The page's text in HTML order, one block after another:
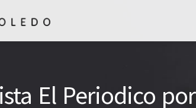
El Periodico por